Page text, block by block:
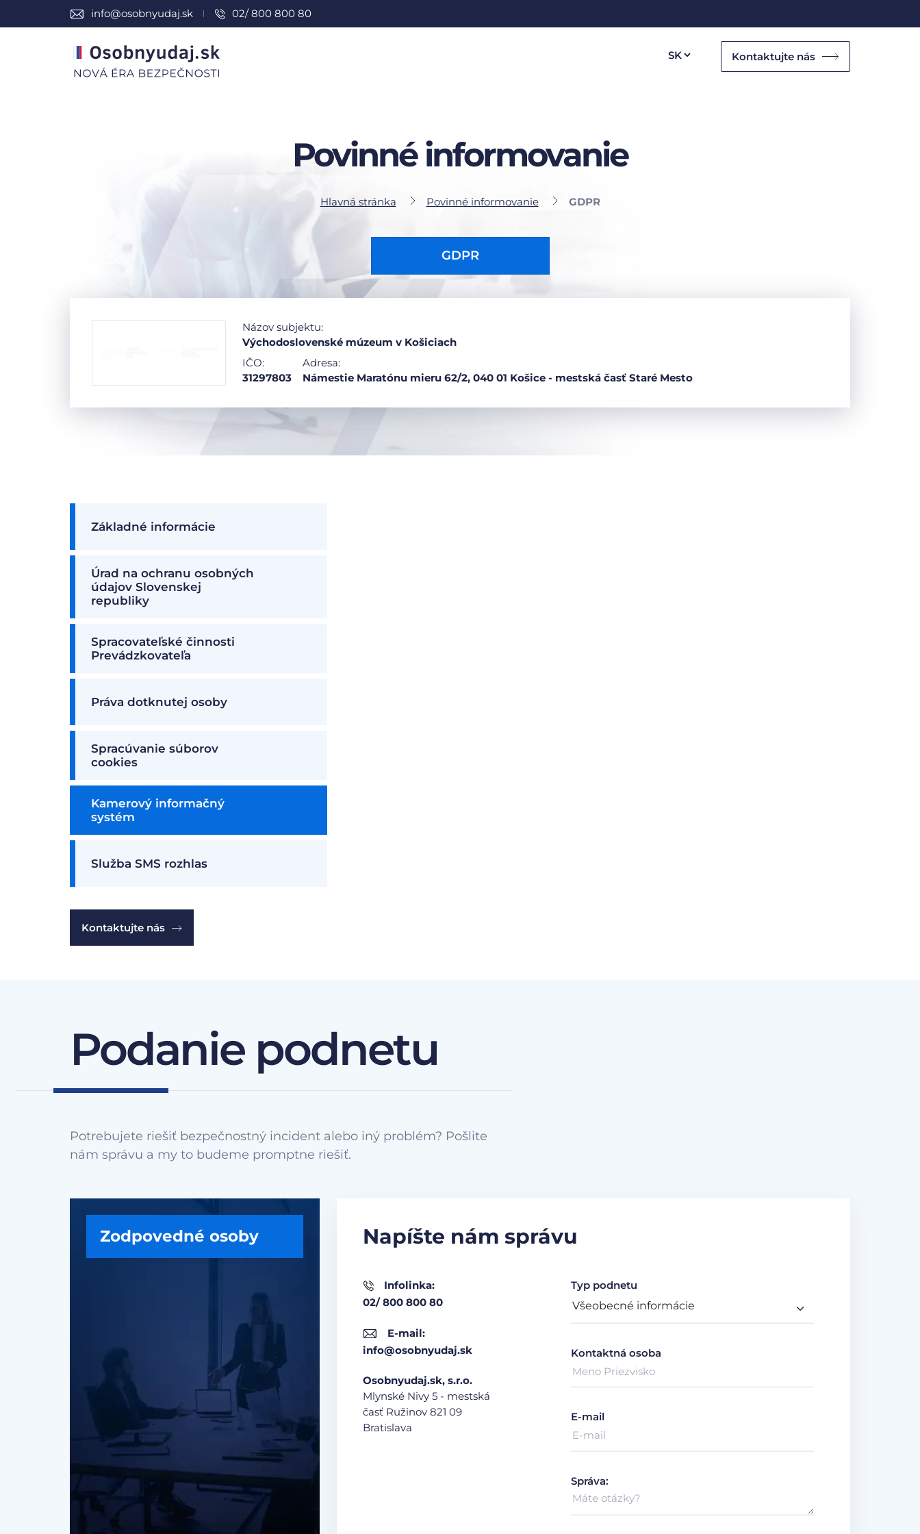
info@osobnyudaj.sk 02/ 800 800 80
Kontaktujte nás
Povinné informovanie
Hlavná stránka Povinné informovanie GDPR
GDPR
Názov subjektu:
Východoslovenské múzeum v Košiciach
IČO:
31297803
Adresa:
Námestie Maratónu mieru 62/2, 040 01 Košice - mestská časť Staré Mesto
Základné informácie
Úrad na ochranu osobných
údajov Slovenskej
republiky
Spracovateľské činnosti
Prevádzkovateľa
Práva dotknutej osoby
Spracúvanie súborov
cookies
Kamerový informačný
systém
Služba SMS rozhlas
Kontaktujte nás
Podanie podnetu
Potrebujete riešiť bezpečnostný incident alebo iný problém? Pošlite
Zodpovedné osoby Napíšte nám správu
Infolinka:
02/ 800 800 80
E-mail:
info@osobnyudaj.sk
Osobnyudaj.sk, s.r.o.
Mlynské Nivy 5 - mestská
časť Ružinov 821 09
Bratislava
Typ podnetu
Kontaktná osoba
E-mail
Správa: